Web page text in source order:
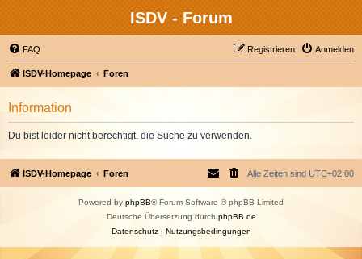
ISDV - Forum
FAQ Anmelden
Registrieren
ISDV-Homepage Foren
Information
Du bist leider nicht berechtigt, die Suche zu verwenden.
ISDV-Homepage Foren Alle Zeiten sind UTC+02:00
Powered by phpBB® Forum Software © phpBB Limited
Deutsche Übersetzung durch phpBB.de
Datenschutz| Nutzungsbedingungen